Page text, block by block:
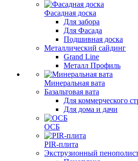
Фасадная доска
Для забора
Для Фасада
Подшивная доска
Металлический сайдинг
Grand Line
Металл Профиль
Минеральная вата
Базальтовая вата
Для коммерческого
Для дома и дачи
ОСБ
PIR-плита
Экструзионный